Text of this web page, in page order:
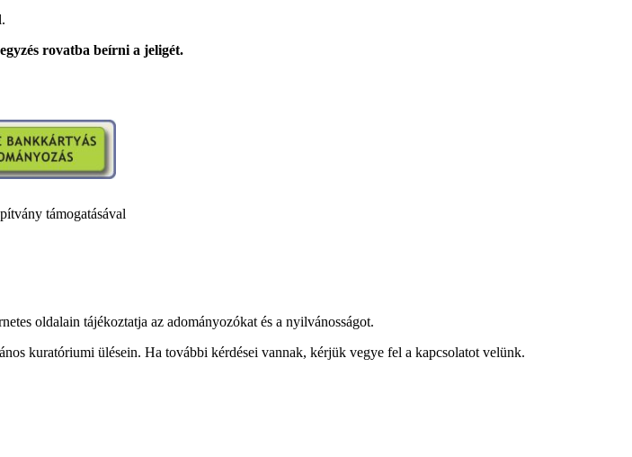
rovatba beírni a jeligét.
támogatásával
oldalain tájékoztatja az adományozókat és a nyilvánosságot.
kuratóriumi ülésein. Ha további kérdései vannak, kérjük vegye fel a kapcsolatot velünk.